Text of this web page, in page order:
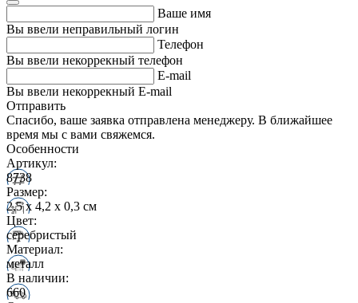
Ваше имя
Вы ввели неправильный логин
Телефон
Вы ввели некоррекный телефон
E-mail
Вы ввели некоррекный E-mail
Отправить
Спасибо, ваше заявка отправлена менеджеру. В ближайшее
время мы с вами свяжемся.
Особенности
Артикул:
8738
Размер:
2,5 х 4,2 х 0,3 см
Цвет:
серебристый
Материал:
металл
В наличии:
660